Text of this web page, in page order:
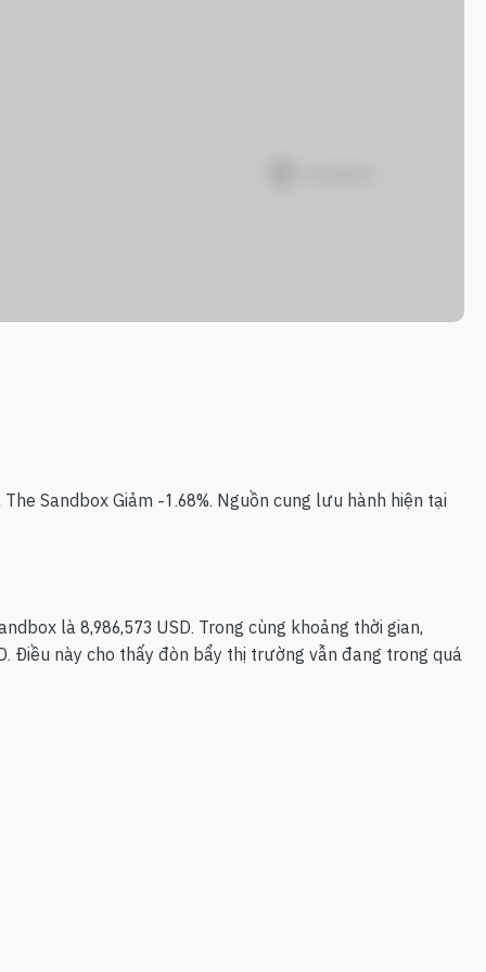
Sandbox Giảm -1.68%. Nguồn cung lưu hành hiện tại
là 8,986,573 USD. Trong cùng khoảng thời gian,
Điều này cho thấy đòn bẩy thị trường vẫn đang trong quá